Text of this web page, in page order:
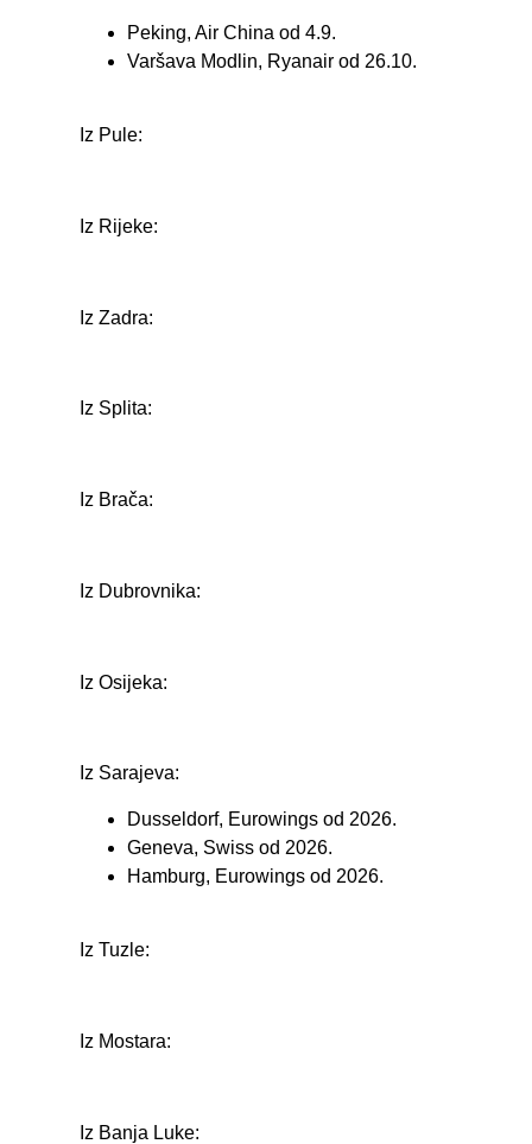
Peking, Air China od 4.9.
Varšava Modlin, Ryanair od 26.10.
Iz Pule:
Iz Rijeke:
Iz Zadra:
Iz Splita:
Iz Brača:
Iz Dubrovnika:
Iz Osijeka:
Iz Sarajeva:
Dusseldorf, Eurowings od 2026.
Geneva, Swiss od 2026.
Hamburg, Eurowings od 2026.
Iz Tuzle:
Iz Mostara:
Iz Banja Luke: